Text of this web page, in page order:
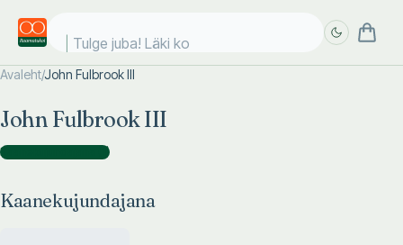
Tulge juba! Läki koo
Avaleht/John Fulbrook III
John Fulbrook III
Kaanekujundajana )
Kaanekujundajana